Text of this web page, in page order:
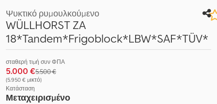
Ψυκτικό ρυμουλκούμενο
WÜLLHORST ZA
18*Tandem*Frigoblock*LBW*SAF*TÜV*
σταθερή τιμή συν ΦΠΑ
5.000 €5.500 €
(5.950 € μικτό)
Κατάσταση
Μεταχειρισμένο